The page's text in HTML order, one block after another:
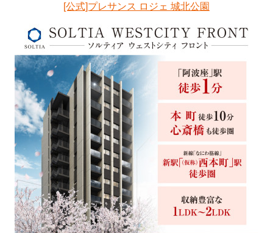
[公式]プレサンス ロジェ 城北公園